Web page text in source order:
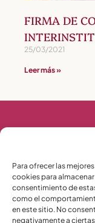
Para ofrecer las
cookies para
consentimiento de
como el
en este sitio. No
negativamente a
FIRMA DE
25/03/2021
Leer más »